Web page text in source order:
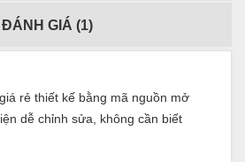
ĐÁNH GIÁ (1)
rẻ thiết kế bằng mã nguồn mở
dễ chỉnh sửa, không cần biết